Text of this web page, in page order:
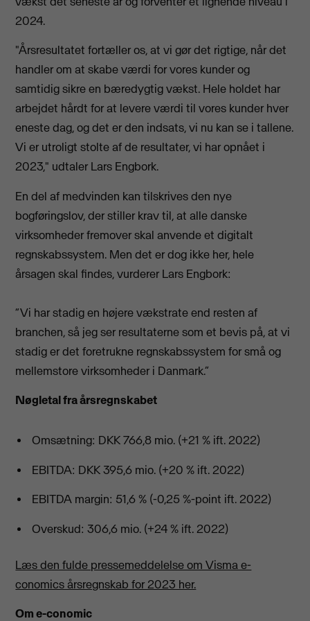
2024.
"Årsresultatet fortæller os, at vi gør det rigtige, når det
handler om at skabe værdi for vores kunder og
samtidig sikre en bæredygtig vækst. Hele holdet har
arbejdet hårdt for at levere værdi til vores kunder hver
eneste dag, og det er den indsats, vi nu kan se i tallene.
Vi er utroligt stolte af de resultater, vi har opnået i
2023," udtaler Lars Engbork.
En del af medvinden kan tilskrives den nye
bogføringslov, der stiller krav til, at alle danske
virksomheder fremover skal anvende et digitalt
regnskabssystem. Men det er dog ikke her, hele
årsagen skal findes, vurderer Lars Engbork:
“Vi har stadig en højere vækstrate end resten af
branchen, så jeg ser resultaterne som et bevis på, at vi
stadig er det foretrukne regnskabssystem for små og
mellemstore virksomheder i Danmark.”
Nøgletal fra årsregnskabet
Omsætning: DKK 766,8 mio. (+21 % ift. 2022)
EBITDA: DKK 395,6 mio. (+20 % ift. 2022)
EBITDA margin: 51,6 % (-0,25 %-point ift. 2022)
Overskud: 306,6 mio. (+24 % ift. 2022)
Læs den fulde pressemeddelelse om Visma e-
conomics årsregnskab for 2023 her.
Om e-conomic